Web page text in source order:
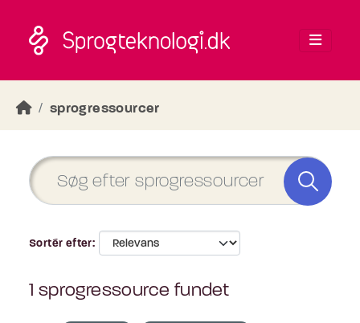
sprogressourcer
Sortér efter
1 sprogressource fundet